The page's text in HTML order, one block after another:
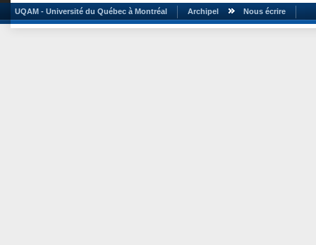
UQAM - Université du Québec à Montréal Archipel Nous écrire